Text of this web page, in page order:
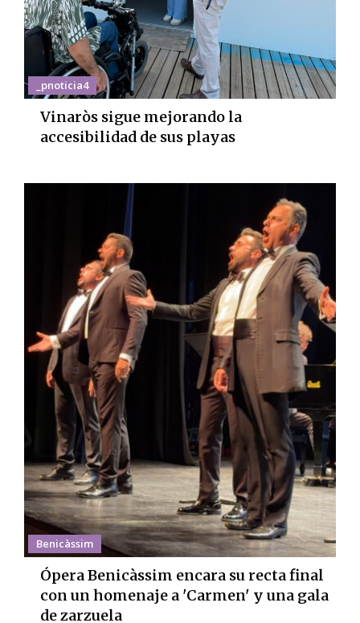
_pnoticia4
Vinaròs sigue mejorando la
accesibilidad de sus playas
Benicàssim
Ópera Benicàssim encara su recta final
con un homenaje a 'Carmen' y una gala
de zarzuela